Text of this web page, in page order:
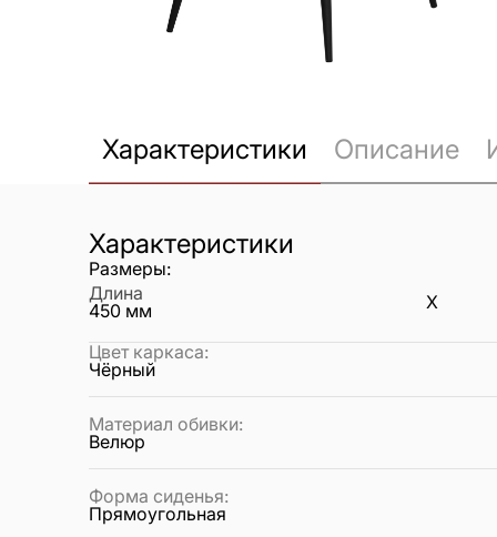
Характеристики Описание
Характеристики
Размеры:
Длина
450 мм X
Цвет каркаса:
Чёрный
Материал обивки:
Велюр
Форма сиденья:
Прямоугольная